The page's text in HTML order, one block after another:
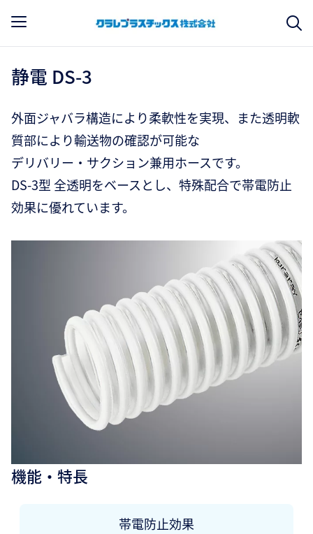
静電 DS-3
外面ジャバラ構造により柔軟性を実現、また透明軟
質部により輸送物の確認が可能な
デリバリー・サクション兼用ホースです。
DS-3型 全透明をベースとし、特殊配合で帯電防止
効果に優れています。
機能・特長
帯電防止効果